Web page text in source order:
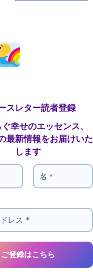
スレター読者登録
幸せのエッセンス、
最新情報をお届けいた
します